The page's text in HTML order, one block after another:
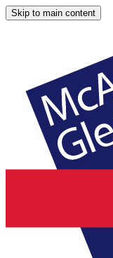
Skip to main content